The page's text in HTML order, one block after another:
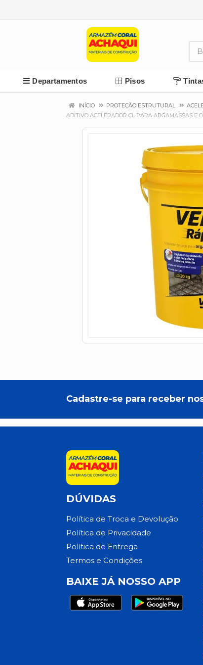
Departamentos Pisos
INÍCIO PROTEÇÃO ESTRUTURAL
ADITIVO ACELERADOR CL PARA ARGAMASSAS E
Cadastre-se para receber
DÚVIDAS
Política de Troca e Devolução
Política de Privacidade
Política de Entrega
Termos e Condições
BAIXE JÁ NOSSO APP